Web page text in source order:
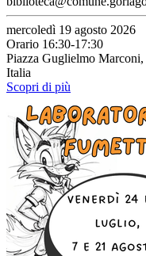
mercoledì 19 agosto 2026
Orario 16:30-17:30
Piazza Guglielmo
Italia
Scopri di più